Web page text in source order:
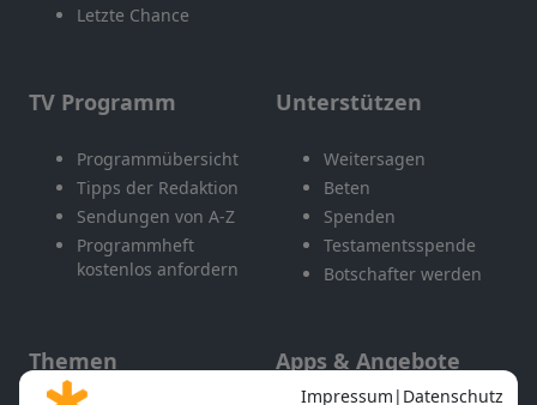
Letzte Chance
TV Programm
Programmübersicht
Tipps der Redaktion
Sendungen von A-Z
Programmheft
kostenlos anfordern
Unterstützen
Weitersagen
Beten
Spenden
Testamentsspende
Botschafter werden
Themen Apps & Angebote